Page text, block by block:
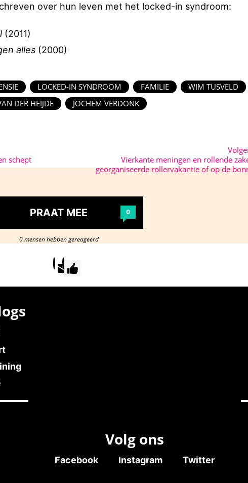
over hun leven met het locked-in syndroom:
(2011)
alles (2000)
LOCKED-IN SYNDROOM FAMILIE
WIM TUSVELD
DER HEIJDE
JOCHEM VERDONK
schept
Vierkante meningen en rollende
georganiseerde rollervakantie of op de
PRAAT MEE 0
0 mensen hebben gereageerd
Volg ons
Facebook Instagram Twitter